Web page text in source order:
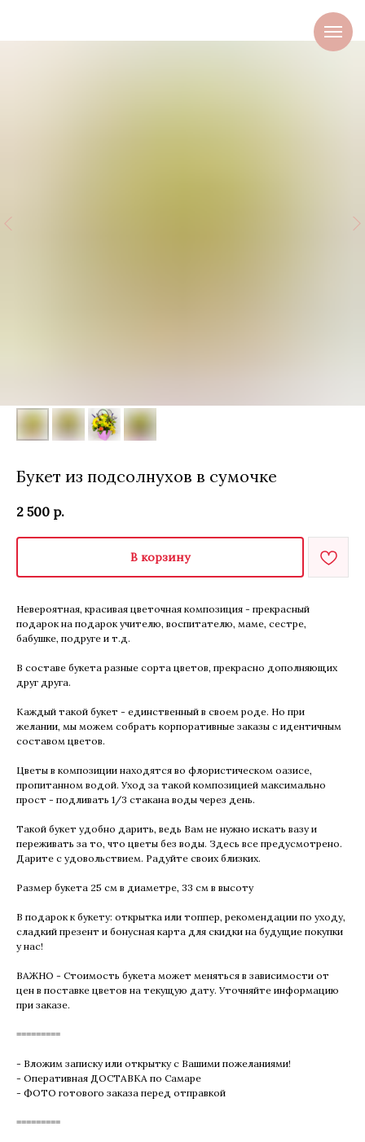
Букет из подсолнухов в сумочке
2 500 р.
В корзину
Невероятная, красивая цветочная композиция - прекрасный
подарок на подарок учителю, воспитателю, маме, сестре,
бабушке, подруге и т.д.
В составе букета разные сорта цветов, прекрасно дополняющих
друг друга.
Каждый такой букет - единственный в своем роде. Но при
желании, мы можем собрать корпоративные заказы с идентичным
составом цветов.
Цветы в композиции находятся во флористическом оазисе,
пропитанном водой. Уход за такой композицией максимально
прост - подливать 1/3 стакана воды через день.
Такой букет удобно дарить, ведь Вам не нужно искать вазу и
переживать за то, что цветы без воды. Здесь все предусмотрено.
Дарите с удовольствием. Радуйте своих близких.
Размер букета 25 см в диаметре, 33 см в высоту
В подарок к букету: открытка или топпер, рекомендации по уходу,
сладкий презент и бонусная карта для скидки на будущие покупки
у нас!
ВАЖНО - Стоимость букета может меняться в зависимости от
цен в поставке цветов на текущую дату. Уточняйте информацию
при заказе.
=========
- Вложим записку или открытку с Вашими пожеланиями!
- Оперативная ДОСТАВКА по Самаре
- ФОТО готового заказа перед отправкой
=========